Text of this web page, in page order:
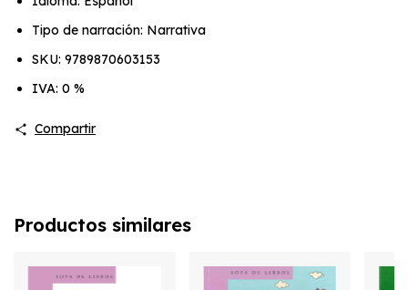
Tipo de narración: Narrativa
SKU: 9789870603153
IVA: 0 %
Compartir
Productos similares